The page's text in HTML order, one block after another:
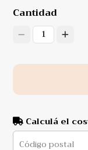
Cantidad
1
Calculá el